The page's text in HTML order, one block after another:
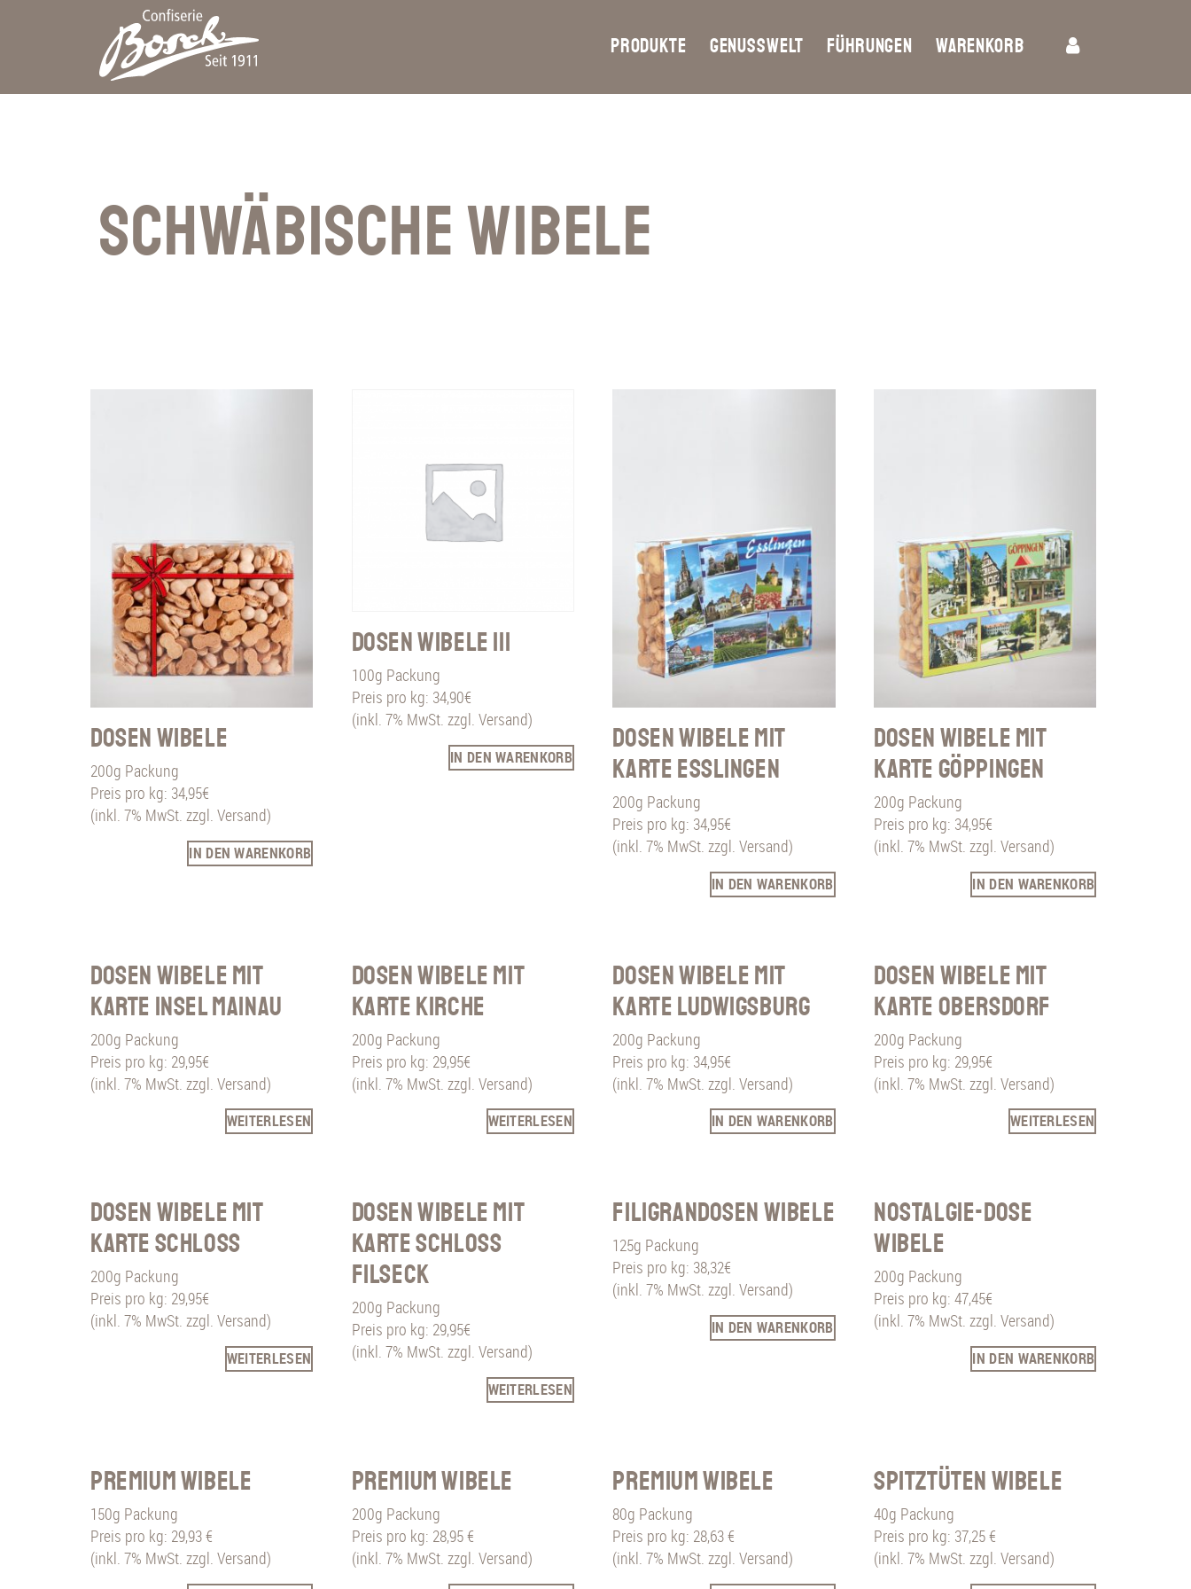
PRODUKTE GENUSSWELT FÜHRUNGEN WARENKORB
SCHWÄBISCHE WIBELE
Dosen Wibele
200g Packung
Preis pro kg: 34,95€
(inkl. 7% MwSt. zzgl. Versand)
IN DEN WARENKORB
Dosen Wibele III
100g Packung
Preis pro kg: 34,90€
(inkl. 7% MwSt. zzgl. Versand)
IN DEN WARENKORB
Dosen Wibele mit
Karte Esslingen
200g Packung
Preis pro kg: 34,95€
(inkl. 7% MwSt. zzgl. Versand)
IN DEN WARENKORB
Dosen Wibele mit
Karte Göppingen
200g Packung
Preis pro kg: 34,95€
(inkl. 7% MwSt. zzgl. Versand)
IN DEN WARENKORB
Dosen Wibele mit
Karte Insel Mainau
200g Packung
Preis pro kg: 29,95€
(inkl. 7% MwSt. zzgl. Versand)
WEITERLESEN
Dosen Wibele mit
Karte Kirche
200g Packung
Preis pro kg: 29,95€
(inkl. 7% MwSt. zzgl. Versand)
WEITERLESEN
Dosen Wibele mit
Karte Ludwigsburg
200g Packung
Preis pro kg: 34,95€
(inkl. 7% MwSt. zzgl. Versand)
IN DEN WARENKORB
Dosen Wibele mit
Karte Obersdorf
200g Packung
Preis pro kg: 29,95€
(inkl. 7% MwSt. zzgl. Versand)
WEITERLESEN
Dosen Wibele mit
Karte Schloss
200g Packung
Preis pro kg: 29,95€
(inkl. 7% MwSt. zzgl. Versand)
WEITERLESEN
Dosen Wibele mit
Karte Schloss
Filseck
200g Packung
Preis pro kg: 29,95€
(inkl. 7% MwSt. zzgl. Versand)
WEITERLESEN
Filigrandosen Wibele
125g Packung
Preis pro kg: 38,32€
(inkl. 7% MwSt. zzgl. Versand)
IN DEN WARENKORB
Nostalgie-Dose
Wibele
200g Packung
Preis pro kg: 47,45€
(inkl. 7% MwSt. zzgl. Versand)
IN DEN WARENKORB
Premium Wibele
150g Packung
Preis pro kg: 29,93 €
(inkl. 7% MwSt. zzgl. Versand)
Premium Wibele
200g Packung
Preis pro kg: 28,95 €
(inkl. 7% MwSt. zzgl. Versand)
Premium Wibele
80g Packung
Preis pro kg: 28,63 €
(inkl. 7% MwSt. zzgl. Versand)
Spitztüten Wibele
40g Packung
Preis pro kg: 37,25 €
(inkl. 7% MwSt. zzgl. Versand)